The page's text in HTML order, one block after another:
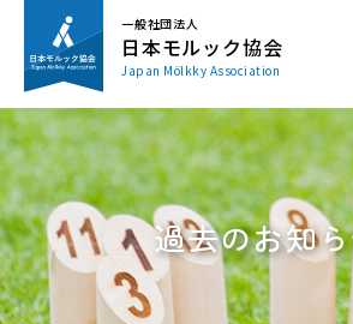
一般社団法人
日本モルック協会
Japan Mölkky Association
過去のお知